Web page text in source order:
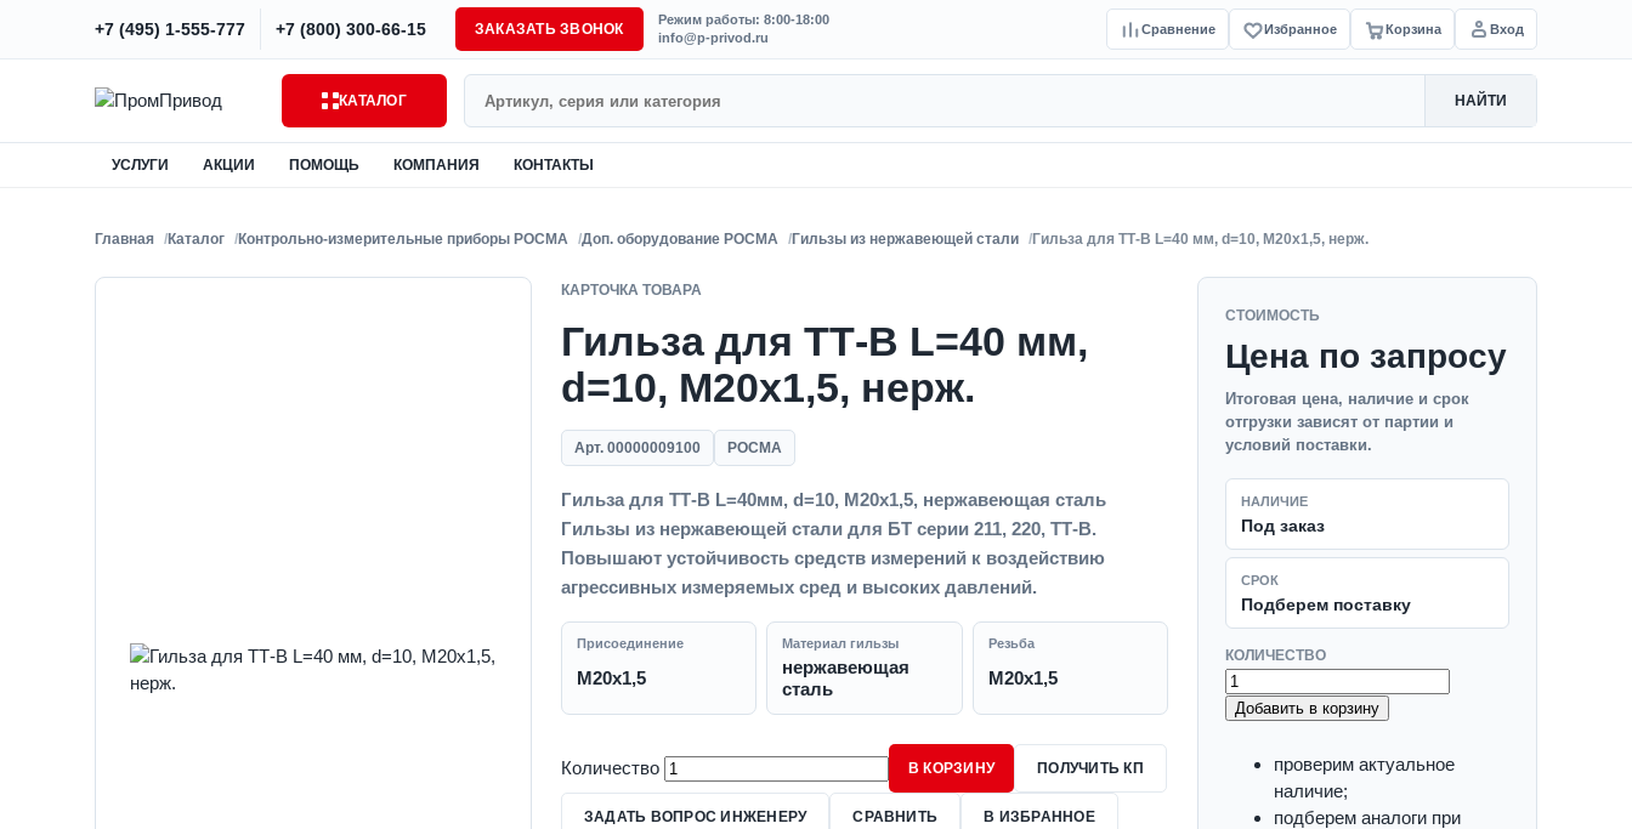
+7 (495) 1-555-777 +7 (800) 300-66-15 ЗАКАЗАТЬ ЗВОНОК
Режим работы: 8:00-18:00
info@p-privod.ru
Сравнение Избранное Корзина Вход
КАТАЛОГ НАЙТИ
УСЛУГИ АКЦИИ ПОМОЩЬ КОМПАНИЯ КОНТАКТЫ
Главная Каталог Контрольно-измерительные приборы РОСМА Доп. оборудование РОСМА Гильзы из нержавеющей стали Гильза для ТТ-В L=40 мм, d=10, M20x1,5, нерж.
КАРТОЧКА ТОВАРА
Гильза для ТТ-В L=40 мм,
d=10, M20x1,5, нерж.
Арт. 00000009100 РОСМА
Гильза для ТТ-В L=40мм, d=10, M20x1,5, нержавеющая сталь
Гильзы из нержавеющей стали для БТ серии 211, 220, ТТ-В.
Повышают устойчивость средств измерений к воздействию
агрессивных измеряемых сред и высоких давлений.
Присоединение
M20x1,5
Материал гильзы
нержавеющая
сталь
Резьба
M20x1,5
Количество В КОРЗИНУ ПОЛУЧИТЬ КП
ЗАДАТЬ ВОПРОС ИНЖЕНЕРУ СРАВНИТЬ В ИЗБРАННОЕ
СТОИМОСТЬ
Цена по запросу
Итоговая цена, наличие и срок
отгрузки зависят от партии и
условий поставки.
НАЛИЧИЕ
Под заказ
СРОК
Подберем поставку
КОЛИЧЕСТВО
Добавить в корзину
проверим актуальное
наличие;
подберем аналоги при